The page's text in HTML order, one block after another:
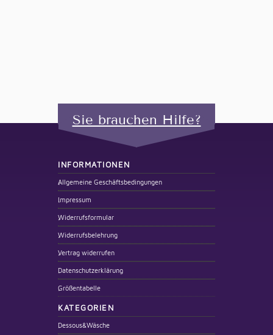
Sie brauchen Hilfe?
INFORMATIONEN
Allgemeine Geschäftsbedingungen
Impressum
Widerrufsformular
Widerrufsbelehrung
Vertrag widerrufen
Datenschutzerklärung
Größentabelle
KATEGORIEN
Dessous&Wäsche